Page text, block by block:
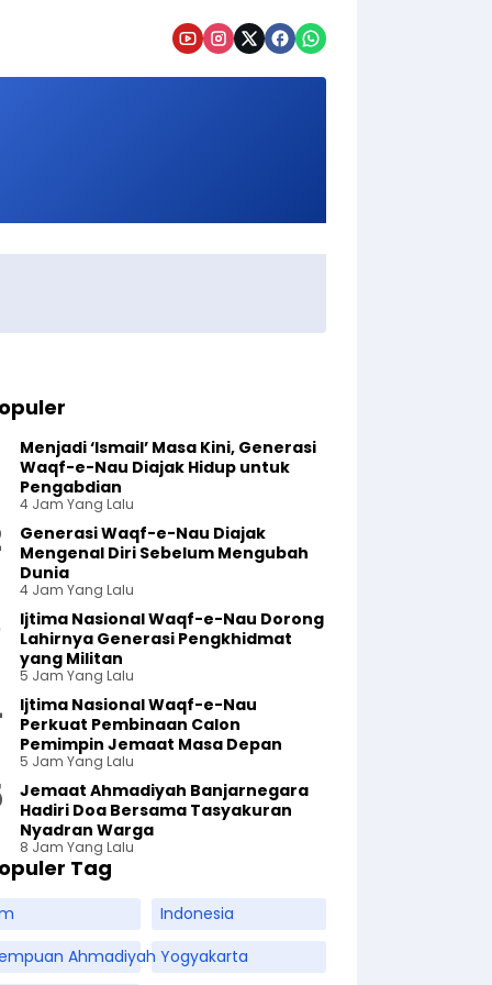
Menjadi ‘Ismail’ Masa Kini, Generasi
Waqf-e-Nau Diajak Hidup untuk
Pengabdian
4 Jam Yang Lalu
Generasi Waqf-e-Nau Diajak
Mengenal Diri Sebelum Mengubah
Dunia
4 Jam Yang Lalu
Ijtima Nasional Waqf-e-Nau Dorong
Lahirnya Generasi Pengkhidmat
yang Militan
5 Jam Yang Lalu
Ijtima Nasional Waqf-e-Nau
Perkuat Pembinaan Calon
Pemimpin Jemaat Masa Depan
5 Jam Yang Lalu
Jemaat Ahmadiyah Banjarnegara
Hadiri Doa Bersama Tasyakuran
Nyadran Warga
8 Jam Yang Lalu
Tag
Indonesia
Ahmadiyah Yogyakarta